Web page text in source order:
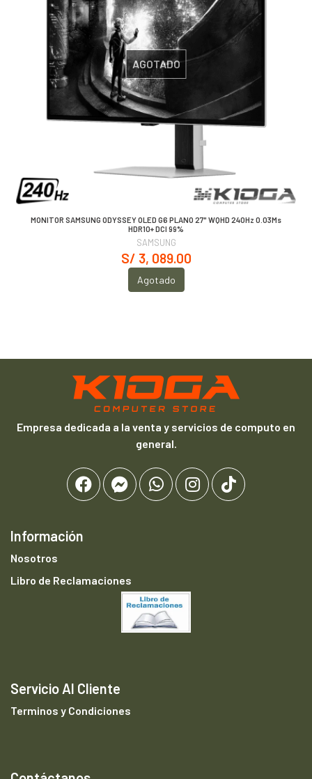
AGOTADO
MONITOR SAMSUNG ODYSSEY OLED G6 PLANO 27" WQHD 240Hz 0.03Ms
HDR10+ DCI 99%
SAMSUNG
S/ 3, 089.00
Agotado
Empresa dedicada a la venta y servicios de computo en
general.
Información
Nosotros
Libro de Reclamaciones
Servicio Al Cliente
Terminos y Condiciones